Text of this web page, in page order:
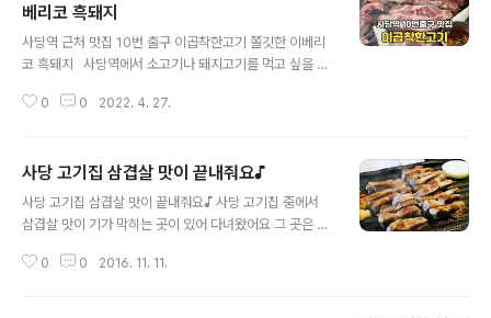
베리코 흑돼지
사당역 근처 맛집 10번 출구 이곱착한고기 쫄깃한 이베리
코 흑돼지 사당역에서 소고기나 돼지고기를 먹고 싶을 때
리 잡고 있는 이곱착한고기 사당본점인데요. 넓은 매장과
담 없이 가볼 수 있는 사당역 맛집입니다. 건물 지하 주차
장에 주차도 가능한데 사당역에 차를 가지고 나오기가 힘
들어 지하철을 타고 방문했고, 사당역 10번 출구로 나오니
습니다. (주차공간 협소함) 2층으로 올라가게 되면 이렇
0 0 2022. 4. 27.
사당 고기집 삼겹살 맛이 끝내줘요♪
사당 고기집 삼겹살 맛이 끝내줘요♪ 사당 고기집 중에서
삼겹살 맛이 기가 막히는 곳이 있어 다녀왔어요 그 곳은 바
는 내방역에 있는 고을래를 간적이 있는데 이번에는 사당
0 0 2016. 11. 11.